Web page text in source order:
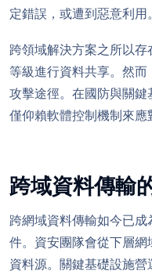
定錯誤，或遭到惡意利用。
跨領域解決方案之所以
等級進行資料共享。然
攻擊途徑。在國防與關
僅仰賴軟體控制機制來應
跨域資料傳輸
跨網域資料傳輸如今已
件。資安團隊會從下層
資料源。關鍵基礎設施營